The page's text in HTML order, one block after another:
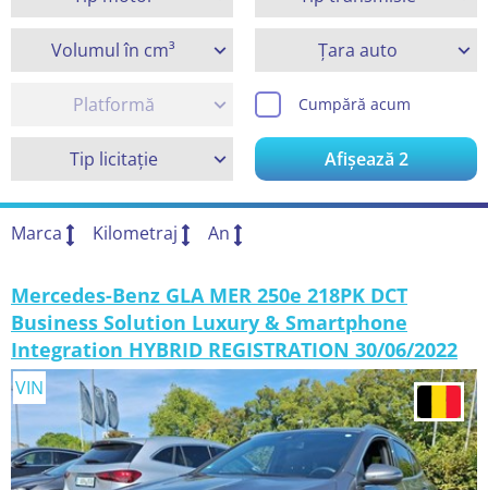
Volumul în cm³ Țara auto
Platformă Cumpără acum
Tip licitație Afișează2
Marca Kilometraj An
Mercedes-Benz GLA MER 250e 218PK DCT
Business Solution Luxury & Smartphone
Integration HYBRID REGISTRATION 30/06/2022
VIN